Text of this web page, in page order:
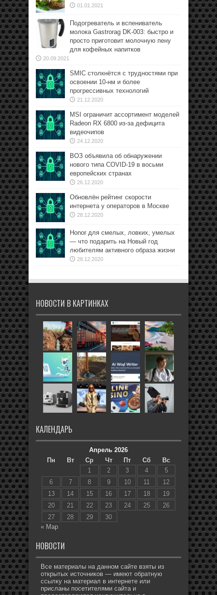
01.01.2021
Подогреватель и вспениватель
молока Gastrorag DK-003: быстро и
просто приготовит молочную пену
для кофейных напитков
20.09.2021
SMIC столкнётся с трудностями при
освоении 10-нм и более
прогрессивных технологий
21.12.2020
MSI ограничит ассортимент моделей
Radeon RX 6800 из-за дефицита
видеочипов
24.12.2020
ВОЗ объявила об обнаружении
нового типа COVID-19 в восьми
европейских странах
26.12.2020
Обновлён рейтинг скорости
интернета у операторов в Москве
28.12.2020
Honor для смелых, ловких, умелых
— что подарить на Новый год
любителям активного образа жизни
28.12.2020
НОВОСТИ В КАРТИНКАХ
КАЛЕНДАРЬ
Апрель 2026
Пн
Вт Ср Чт Пт Сб
Вс
1
2 3 4
5
6
7 8 9 10 11
12
13
14 15 16 17 18
19
20
21 22 23 24 25
26
27
28 29
30
« Мар
НОВОСТИ
Все материалы на данном сайте взяты из
открытых источников — имеют обратную
ссылку на материал в интернете или
присланы посетителями сайта и